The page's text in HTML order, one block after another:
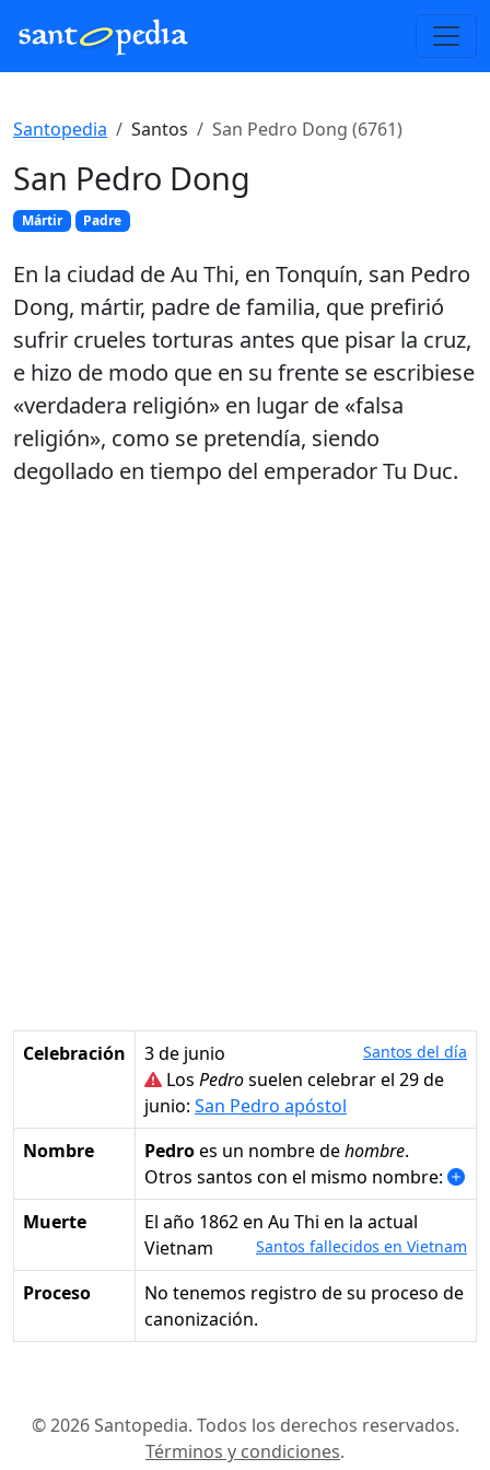
Santopedia Santos San Pedro Dong (6761)
San Pedro Dong
Mártir Padre
En la ciudad de Au Thi, en Tonquín, san Pedro
Dong, mártir, padre de familia, que prefirió
sufrir crueles torturas antes que pisar la cruz,
e hizo de modo que en su frente se escribiese
«verdadera religión» en lugar de «falsa
religión», como se pretendía, siendo
degollado en tiempo del emperador Tu Duc.
Celebración 3 de junio Santos del día
Los Pedrosuelen celebrar el 29 de
junio: San Pedro apóstol
Nombre
Pedroes un nombre dehombre.
Otros santos con el mismo nombre:
Muerte
el año 1862 en Au Thi en la actual
Vietnam
Santos fallecidos en Vietnam
Proceso
No tenemos registro de su proceso de
canonización.
© 2026 Santopedia. Todos los derechos reservados.
Términos y condiciones.